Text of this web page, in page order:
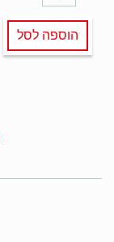
הוספה לסל